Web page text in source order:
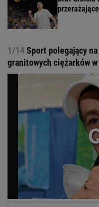
1/14Sport polegający
granitowych ciężarków